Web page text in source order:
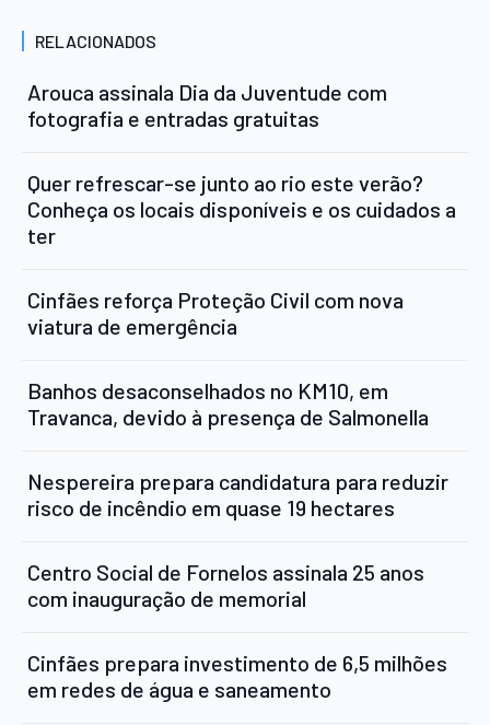
RELACIONADOS
Arouca assinala Dia da Juventude com
fotografia e entradas gratuitas
Quer refrescar-se junto ao rio este verão?
Conheça os locais disponíveis e os cuidados a
ter
Cinfães reforça Proteção Civil com nova
viatura de emergência
Banhos desaconselhados no KM10, em
Travanca, devido à presença de Salmonella
Nespereira prepara candidatura para reduzir
risco de incêndio em quase 19 hectares
Centro Social de Fornelos assinala 25 anos
com inauguração de memorial
Cinfães prepara investimento de 6,5 milhões
em redes de água e saneamento